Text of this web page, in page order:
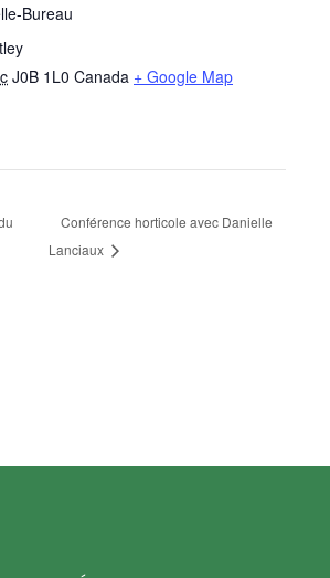
Bureau
J0B 1L0 Canada + Google Map
Conférence horticole avec Danielle
Lanciaux